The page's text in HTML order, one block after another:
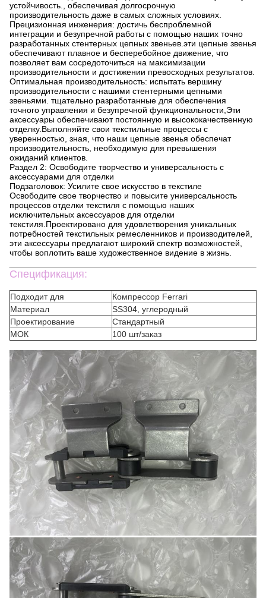
устойчивость., обеспечивая долгосрочную
производительность даже в самых сложных условиях.
Прецизионная инженерия: достичь беспроблемной
интеграции и безупречной работы с помощью наших точно
разработанных стентерных цепных звеньев.эти цепные звенья
обеспечивают плавное и бесперебойное движение, что
позволяет вам сосредоточиться на максимизации
производительности и достижении превосходных результатов.
Оптимальная производительность: испытать вершину
производительности с нашими стентерными цепными
звеньями. тщательно разработанные для обеспечения
точного управления и безупречной функциональности,Эти
аксессуары обеспечивают постоянную и высококачественную
отделку.Выполняйте свои текстильные процессы с
уверенностью, зная, что наши цепные звенья обеспечат
производительность, необходимую для превышения
ожиданий клиентов.
Раздел 2: Освободите творчество и универсальность с
аксессуарами для отделки
Подзаголовок: Усилите свое искусство в текстиле
Освободите свое творчество и повысите универсальность
процессов отделки текстиля с помощью наших
исключительных аксессуаров для отделки
текстиля.Проектировано для удовлетворения уникальных
потребностей текстильных ремесленников и производителей,
эти аксессуары предлагают широкий спектр возможностей,
чтобы воплотить ваше художественное видение в жизнь.
Спецификация:
Подходит для
Компрессор Ferrari
Материал
SS304, углеродный
Проектирование
Стандартный
МОК
100 шт/заказ